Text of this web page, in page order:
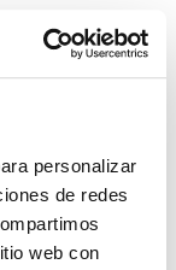
personalizar
de redes
web con